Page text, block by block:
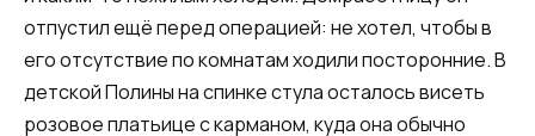
отпустил ещё перед операцией: не хотел, чтобы в
его отсутствие по комнатам ходили посторонние. В
детской Полины на спинке стула осталось висеть
розовое платьице с карманом, куда она обычно